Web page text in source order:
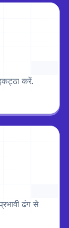
करें.
ढंग से